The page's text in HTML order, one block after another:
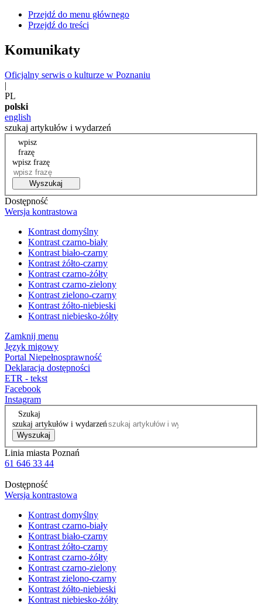
Przejdź do menu głównego
Przejdź do treści
Komunikaty
Oficjalny serwis o kulturze w Poznaniu
|
PL
polski
english
szukaj artykułów i wydarzeń
wpisz
frazę
wpisz frazę
Wyszukaj
Dostępność
Wersja kontrastowa
Kontrast domyślny
Kontrast czarno-biały
Kontrast biało-czarny
Kontrast żółto-czarny
Kontrast czarno-żółty
Kontrast czarno-zielony
Kontrast zielono-czarny
Kontrast żółto-niebieski
Kontrast niebiesko-żółty
Zamknij menu
Język migowy
Portal Niepełnosprawność
Deklaracja dostępności
ETR - tekst
Facebook
Instagram
Szukaj
szukaj artykułów i wydarzeń
Wyszukaj
Linia miasta Poznań
61 646 33 44
Dostępność
Wersja kontrastowa
Kontrast domyślny
Kontrast czarno-biały
Kontrast biało-czarny
Kontrast żółto-czarny
Kontrast czarno-żółty
Kontrast czarno-zielony
Kontrast zielono-czarny
Kontrast żółto-niebieski
Kontrast niebiesko-żółty